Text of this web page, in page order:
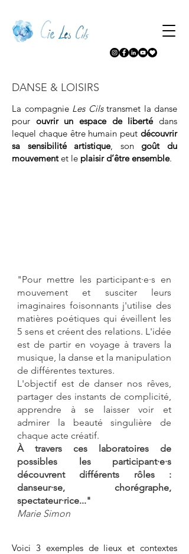
DANSE & LOISIRS
La compagnie Les Cils transmet la danse
pour ouvrir un espace de libertédans
lequel chaque être humain peut découvrir
sa sensibilité artistique, son goût du
mouvementet le plaisir d’être ensemble.
"Pour mettre les participant·e·s en
mouvement et susciter leurs
imaginaires foisonnants j'utilise des
matières poétiques qui éveillent les
5 sens et créent des relations. L'idée
est de partir en voyage à travers la
musique, la danse et la manipulation
de différentes textures.
L'objectif est de danser nos rêves,
partager des instants de complicité,
apprendre à se laisser voir et
admirer la beauté singulière de
chaque acte créatif.
À travers ces laboratoires de
possibles les participant·e·s
découvrent différents rôles :
danseur·se, chorégraphe,
spectateur·rice..."
Marie Simon
Voici 3 exemples de lieux et contextes